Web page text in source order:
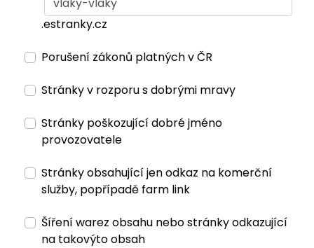
.estranky.cz
Porušení zákonů platných v ČR
Stránky v rozporu s dobrými mravy
Stránky poškozující dobré jméno
provozovatele
Stránky obsahující jen odkaz na komerční
služby, popřípadě farm link
Šíření warez obsahu nebo stránky odkazující
na takovýto obsah